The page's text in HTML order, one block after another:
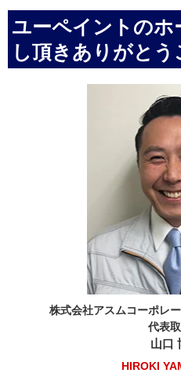
ユーペイントのホ
し頂きありがと
株式会社アスムコーポレ
代表
山口
HIROKI